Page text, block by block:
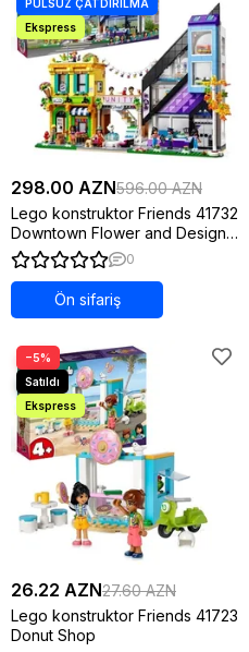
298.00 AZN596.00 AZN
Lego konstruktor Friends 41732
Downtown Flower and Design
Stores
0
Ön sifariş
−5%
26.22 AZN27.60 AZN
Lego konstruktor Friends 41723
Donut Shop